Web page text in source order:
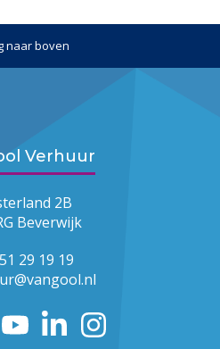
naar boven
Verhuur
2B
Beverwijk
29 19 19